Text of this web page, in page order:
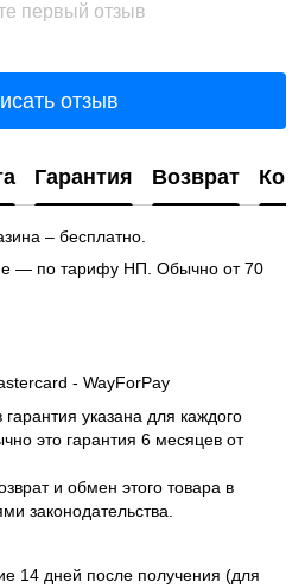
первый отзыв
отзыв
Гарантия Возврат
– бесплатно.
— по тарифу НП. Обычно от 70
- WayForPay
указана для каждого
это гарантия 6 месяцев от
и обмен этого товара в
законодательства.
14 дней после получения (для